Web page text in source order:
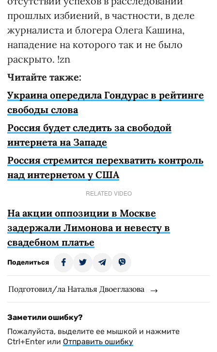
прошлых избиений, в частности, в деле
журналиста и блогера Олега Кашина,
нападение на которого так и не было
раскрыто. !zn
Читайте также:
Украина опередила Гондурас в рейтинге
свободы слова
Россия будет следить за свободой
интернета на Западе
Россия стремится перехватить контроль
над интернетом у США
RELATED VIDEO
На акции оппозиции в Москве
задержали Лимонова и невесту в
свадебном платье
Поделиться
Подготовил/ла Наталья Двоеглазова
Заметили ошибку?
Пожалуйста, выделите ее мышкой и нажмите
Ctrl+Enter или Отправить ошибку